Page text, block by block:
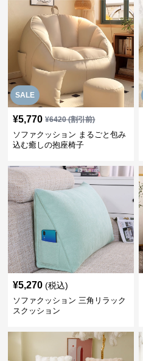
SALE
¥5,770 ¥6420(割引前)
ソファクッション まるごと包み
込む癒しの抱座椅子
¥5,270 (税込)
ソファクッション 三角リラック
スクッション